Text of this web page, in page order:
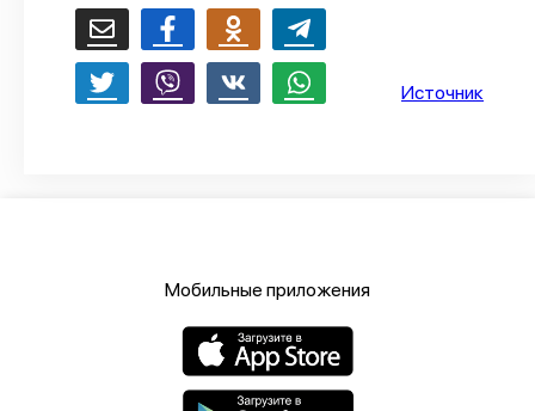
Источник
Мобильные приложения